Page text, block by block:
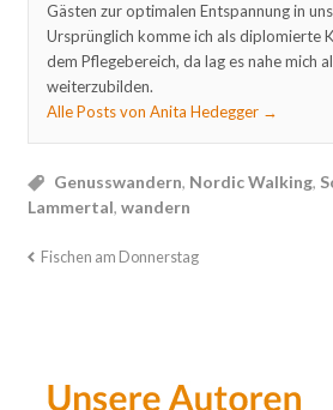
Gästen zur optimalen Entspannung in
Ursprünglich komme ich als diplomierte
dem Pflegebereich, da lag es nahe mich
weiterzubilden.
Alle Posts von Anita Hedegger →
Genusswandern, Nordic Walking,
Lammertal, wandern
Fischen am Donnerstag